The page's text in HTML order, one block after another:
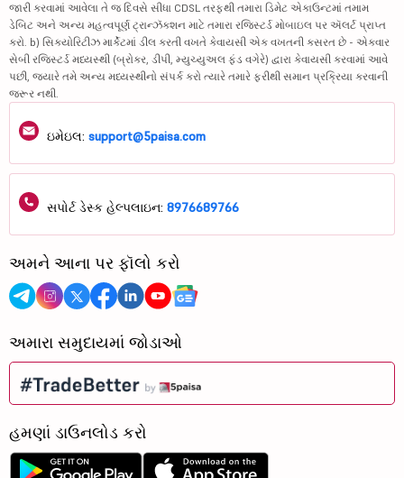
જારી કરવામાં આવેલા તે જ દિવસે સીધા CDSL તરફથી તમારા ડિમેટ એકાઉન્ટમાં તમામ
ડેબિટ અને અન્ય મહત્વપૂર્ણ ટ્રાન્ઝૅક્શન માટે તમારા રજિસ્ટર્ડ મોબાઇલ પર ઍલર્ટ પ્રાપ્ત
કરો. b) સિક્યોરિટીઝ માર્કેટમાં ડીલ કરતી વખતે કેવાયસી એક વખતની કસરત છે - એકવાર
સેબી રજિસ્ટર્ડ મધ્યસ્થી (બ્રોકર, ડીપી, મ્યુચ્યુઅલ ફંડ વગેરે) દ્વારા કેવાયસી કરવામાં આવે
પછી, જ્યારે તમે અન્ય મધ્યસ્થીનો સંપર્ક કરો ત્યારે તમારે ફરીથી સમાન પ્રક્રિયા કરવાની
જરૂર નથી.
ઇમેઇલ: support@5paisa.com
સપોર્ટ ડેસ્ક હેલ્પલાઇન: 8976689766
અમને આના પર ફૉલો કરો
અમારા સમુદાયમાં જોડાઓ
હમણાં ડાઉનલોડ કરો